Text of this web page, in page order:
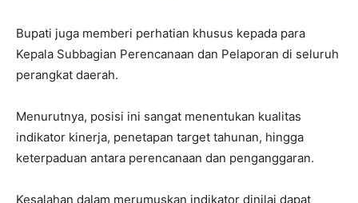
Bupati juga memberi perhatian khusus kepada para
Kepala Subbagian Perencanaan dan Pelaporan di seluruh
perangkat daerah.
Menurutnya, posisi ini sangat menentukan kualitas
indikator kinerja, penetapan target tahunan, hingga
keterpaduan antara perencanaan dan penganggaran.
Kesalahan dalam merumuskan indikator dinilai dapat